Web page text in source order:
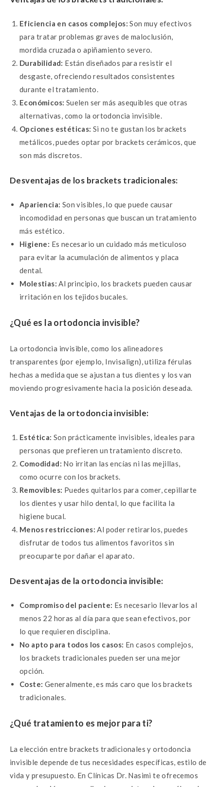
Eficiencia en casos complejos: Son muy efectivos
para tratar problemas graves de maloclusión,
mordida cruzada o apiñamiento severo.
Durabilidad: Están diseñados para resistir el
desgaste, ofreciendo resultados consistentes
durante el tratamiento.
Económicos: Suelen ser más asequibles que otras
alternativas, como la ortodoncia invisible.
Opciones estéticas: Si no te gustan los brackets
metálicos, puedes optar por brackets cerámicos, que
son más discretos.
Desventajas de los brackets tradicionales:
Apariencia: Son visibles, lo que puede causar
incomodidad en personas que buscan un tratamiento
más estético.
Higiene: Es necesario un cuidado más meticuloso
para evitar la acumulación de alimentos y placa
dental.
Molestias: Al principio, los brackets pueden causar
irritación en los tejidos bucales.
¿Qué es la ortodoncia invisible?
La ortodoncia invisible, como los alineadores
transparentes (por ejemplo, Invisalign), utiliza férulas
hechas a medida que se ajustan a tus dientes y los van
moviendo progresivamente hacia la posición deseada.
Ventajas de la ortodoncia invisible:
Estética: Son prácticamente invisibles, ideales para
personas que prefieren un tratamiento discreto.
Comodidad: No irritan las encías ni las mejillas,
como ocurre con los brackets.
Removibles: Puedes quitarlos para comer, cepillarte
los dientes y usar hilo dental, lo que facilita la
higiene bucal.
Menos restricciones: Al poder retirarlos, puedes
disfrutar de todos tus alimentos favoritos sin
preocuparte por dañar el aparato.
Desventajas de la ortodoncia invisible:
Compromiso del paciente: Es necesario llevarlos al
menos 22 horas al día para que sean efectivos, por
lo que requieren disciplina.
No apto para todos los casos: En casos complejos,
los brackets tradicionales pueden ser una mejor
opción.
Coste: Generalmente, es más caro que los brackets
tradicionales.
¿Qué tratamiento es mejor para ti?
La elección entre brackets tradicionales y ortodoncia
invisible depende de tus necesidades específicas, estilo de
vida y presupuesto. En Clínicas Dr. Nasimi te ofrecemos